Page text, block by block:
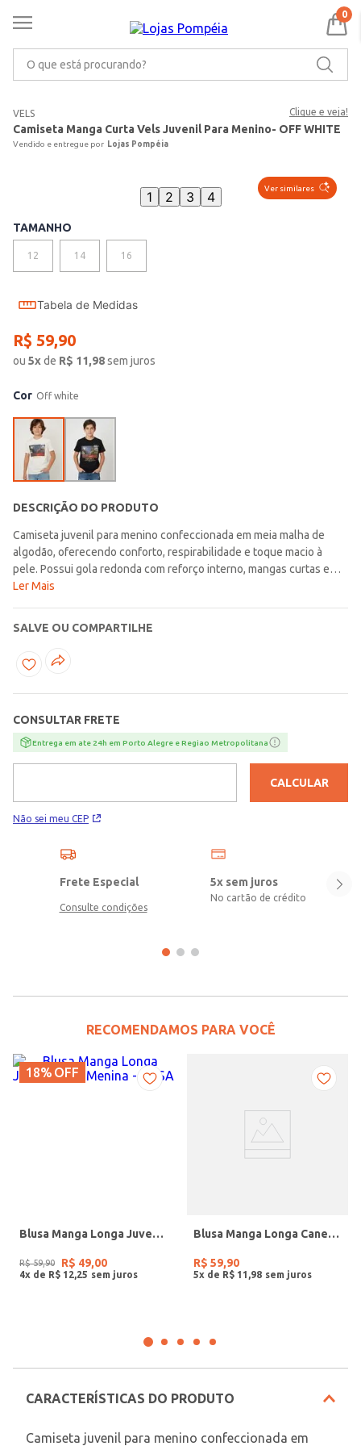
0
VELS Clique e veja!
Camiseta Manga Curta Vels Juvenil Para Menino- OFF WHITE
Lojas Pompéia
Ver similares
1 2 3 4
TAMANHO
12 14 16
Tabela de Medidas
R$ 59,90
ou 5xde R$ 11,98sem juros
Cor Off white
DESCRIÇÃO DO PRODUTO
Camiseta juvenil para menino confeccionada em meia malha de
algodão, oferecendo conforto, respirabilidade e toque macio à
pele. Possui gola redonda com reforço interno, mangas curtas e
barra com acabamento simples, garantindo ótimo caimento e
movimento no dia a dia!\n\nTecido: Meia malha\nComposição:
100% algodão
Ler Mais
SALVE OU COMPARTILHE
CONSULTAR FRETE
Entrega em ate 24h em Porto Alegre e Regiao Metropolitana
Não sei meu CEP
CALCULAR
Frete Especial
Consulte condições
5x sem juros
No cartão de crédito
RECOMENDAMOS PARA VOCÊ
18% OFF
Blusa Manga Longa Juvenil Para Menina - ROSA
R$ 59,90 R$ 49,00
4x de R$ 12,25
Blusa Manga Longa Canelada Juvenil Para Menina - ROSA CLARO
R$ 59,90
5x de R$ 11 ,98
CARACTERÍSTICAS DO PRODUTO